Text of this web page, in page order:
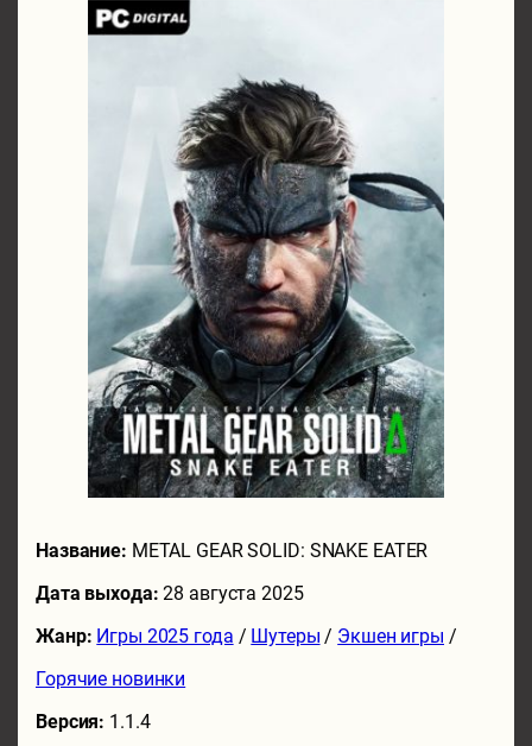
Название: METAL GEAR SOLID: SNAKE EATER
Дата выхода:28 августа 2025
Жанр: Игры 2025 года / Шутеры / Экшен игры /
Горячие новинки
Версия: 1.1.4